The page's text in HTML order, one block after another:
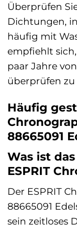
Überprüfen
Dichtungen,
häufig mit
empfiehlt
paar Jahre
überprüfen zu
Häufig
88665091
Was ist
ESPRIT
Der ESPRIT
88665091
sein zeitloses